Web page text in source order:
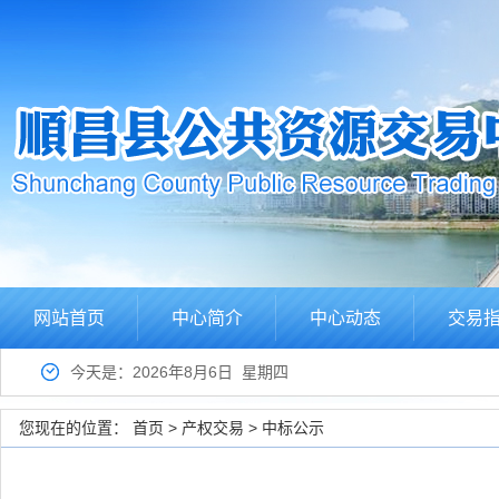
网站首页 中心简介 中心动态 交易
今天是：2026年8月6日 星期四
您现在的位置： 首页 > 产权交易 > 中标公示